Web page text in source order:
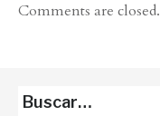
Comments are closed.
Buscar…